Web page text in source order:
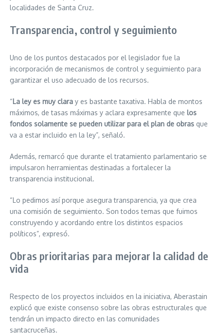
localidades de Santa Cruz.
Transparencia, control y seguimiento
Uno de los puntos destacados por el legislador fue la
incorporación de mecanismos de control y seguimiento para
garantizar el uso adecuado de los recursos.
“La ley es muy clara y es bastante taxativa. Habla de montos
máximos, de tasas máximas y aclara expresamente que los
fondos solamente se pueden utilizar para el plan de obras que
va a estar incluido en la ley”, señaló.
Además, remarcó que durante el tratamiento parlamentario se
impulsaron herramientas destinadas a fortalecer la
transparencia institucional.
“Lo pedimos así porque asegura transparencia, ya que crea
una comisión de seguimiento. Son todos temas que fuimos
construyendo y acordando entre los distintos espacios
políticos”, expresó.
Obras prioritarias para mejorar la calidad de
vida
Respecto de los proyectos incluidos en la iniciativa, Aberastain
explicó que existe consenso sobre las obras estructurales que
tendrán un impacto directo en las comunidades
santacruceñas.